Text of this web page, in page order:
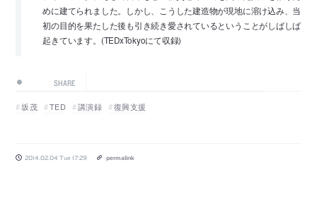
めに建てられました。しかし、こうした建造物が現地に溶け込み、当
初の目的を果たした後も引き続き愛されているということがしばしば
起きています。(TEDxTokyoにて収録)
SHARE
坂茂 TED 講演録 復興支援
2014.02.04 Tue 17:29 permalink